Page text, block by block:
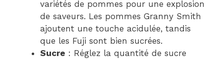
variétés de pommes pour une explosion
de saveurs. Les pommes Granny Smith
ajoutent une touche acidulée, tandis
que les Fuji sont bien sucrées.
Sucre : Réglez la quantité de sucre